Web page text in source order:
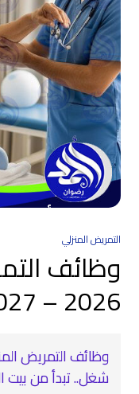
التمريض المنزلي
وظائف
2026 – 2027
شغل.. تبدأ من بيت